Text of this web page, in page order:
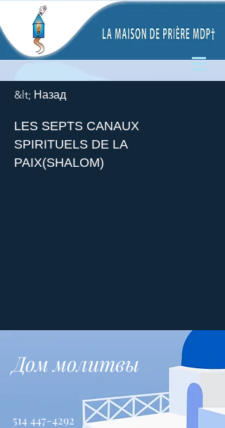
&lt; Назад
LES SEPTS CANAUX
SPIRITUELS DE LA
PAIX(SHALOM)
Дом молитвы
514 447-4292